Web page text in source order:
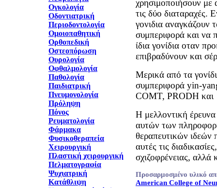
Ογκολογία
Οδοντιατρική
Περιοδοντολογία
Ομοιοπαθητική
Ορθοπεδική
Οστεοπόρωση
Ουρολογία
Οφθαλμολογία
Παθολογία
Παιδιατρική
Πνευμονολογία
Πρόληψη
Πόνος
Ρευματολογία
Φάρμακα
Φυσικοθεραπεία
Χειρουργική
Πλαστική χειρουργική
Πελματογραφία
Ψυχιατρική
Κατάθλιψη
χρησιμοποιήσουν με
τις δύο διαταραχές.
γονιδια αναγκάζουν
συμπεριφορά και να
ίδια γονίδια οταν
επιβραδύνουν και
Μερικά από τα
συμπεριφορά yin-
COMT, PRODH
H μελλοντική
αυτών των
θεραπευτικών ιδεών
αυτές τις
σχιζοφρένειας, αλλά
Προσαρμοσμένο υλικό
American College of